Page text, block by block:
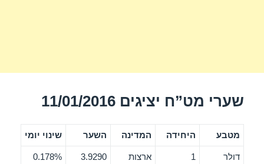
שערי מט”ח יציגים 11/01/2016
מטבע היחידה המדינה השער שינוי יומי
דולר 1
ארצות
3.9290
0.178%